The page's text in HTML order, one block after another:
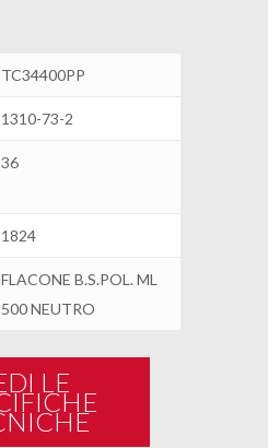
TC34400PP
1310-73-2
36
1824
FLACONE B.S.POL. ML
500 NEUTRO
LE